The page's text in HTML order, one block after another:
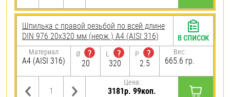
Шпилька с правой резьбой по всей длине
DIN 976 20х320 мм (нерж.) A4 (AISI 316)
Материал
A4 (AISI 316)
Ø
?
20
L
?
320
P
?
2.5
Вес:
665.6 гр.
Цена:
3181р. 99коп.
В СПИСОК